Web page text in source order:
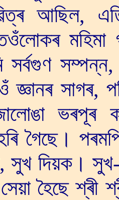
আছিল,
মহিমা
সৰ্বগুণ
জ্ঞানৰ সাগৰ,
ভৰপূৰ
গৈছে।
দিয়ক। সুখ-
হৈছে শ্ৰী